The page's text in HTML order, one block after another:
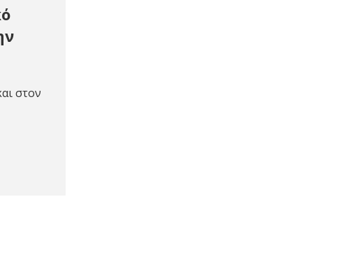
στον